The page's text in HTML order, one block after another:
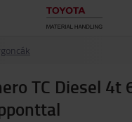
TC Diesel 4t